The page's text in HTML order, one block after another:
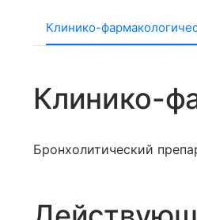
Клинико-
Клинико-
Бронхолитический